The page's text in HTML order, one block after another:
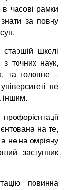
часові рамки
за повну
школі
точних наук,
та головне –
не
іншим.
на те,
а не на омріяну
заступник
повинна